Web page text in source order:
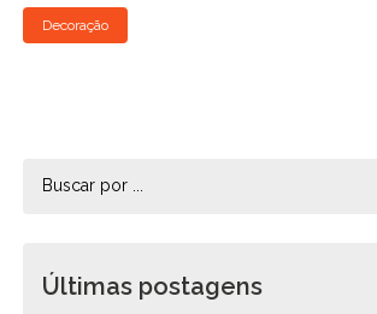
Decoração
Últimas postagens